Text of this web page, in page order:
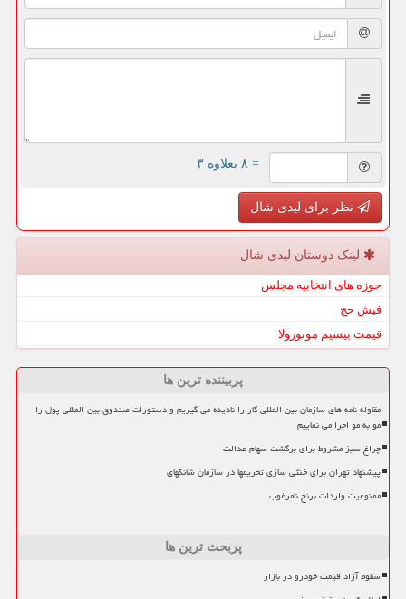
= ۸ بعلاوه ۳
نظر برای لیدی شال
لینک دوستان لیدی شال
حوزه های انتخابیه مجلس
فیش حج
قیمت بیسیم موتورولا
پربیننده ترین ها
مقاوله نامه های سازمان بین المللی کار را نادیده می گیریم و دستورات صندوق بین المللی پول را
مو به مو اجرا می نماییم
چراغ سبز مشروط برای برگشت سهام عدالت
پیشنهاد تهران برای خنثی سازی تحریمها در سازمان شانگهای
ممنوعیت واردات برنج نامرغوب
پربحث ترین ها
سقوط آزاد قیمت خودرو در بازار